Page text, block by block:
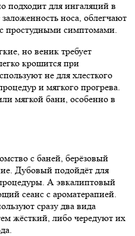
подходит для ингаляций в
носа, облегчают
простудными симптомами.
но веник требует
крошится при
не для хлесткого
и мягкого прогрева.
мягкой бани, особенно в
с баней, берёзовый
Дубовый подойдёт для
А эвкалиптовый
сеанс с ароматерапией.
сразу два вида
жёсткий, либо чередуют их